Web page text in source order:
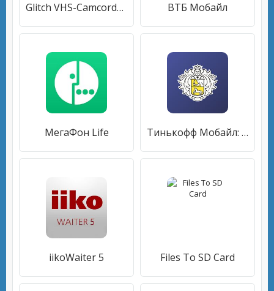
Glitch VHS-Camcorder,VHS,Glitch,Волна пара,ретро ВТБ Мобайл
МегаФон Life Тинькофф Мобайл: оператор мобильной связи
iikoWaiter 5 Files To SD Card